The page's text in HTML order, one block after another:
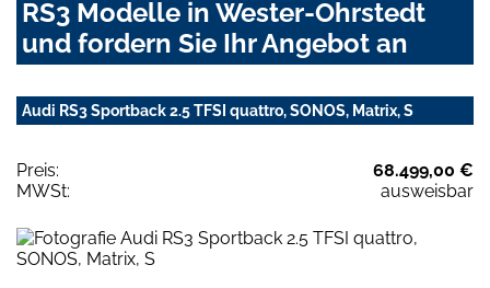
RS3 Modelle in Wester-Ohrstedt
und fordern Sie Ihr Angebot an
Audi RS3 Sportback 2.5 TFSI quattro, SONOS, Matrix, S
Preis:
68.499,00 €
MWSt:
ausweisbar